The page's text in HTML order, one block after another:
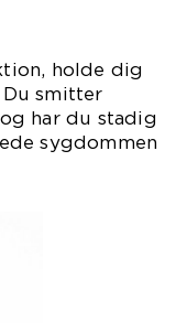
holde dig
smitter
har du stadig
sygdommen